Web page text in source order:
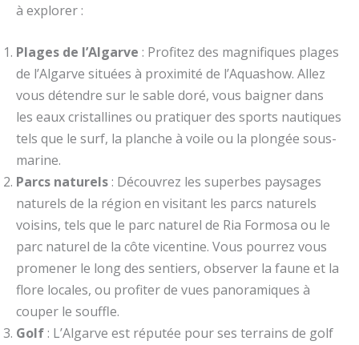
à explorer :
Plages de l’Algarve : Profitez des magnifiques plages
de l’Algarve situées à proximité de l’Aquashow. Allez
vous détendre sur le sable doré, vous baigner dans
les eaux cristallines ou pratiquer des sports nautiques
tels que le surf, la planche à voile ou la plongée sous-
marine.
Parcs naturels : Découvrez les superbes paysages
naturels de la région en visitant les parcs naturels
voisins, tels que le parc naturel de Ria Formosa ou le
parc naturel de la côte vicentine. Vous pourrez vous
promener le long des sentiers, observer la faune et la
flore locales, ou profiter de vues panoramiques à
couper le souffle.
Golf : L’Algarve est réputée pour ses terrains de golf